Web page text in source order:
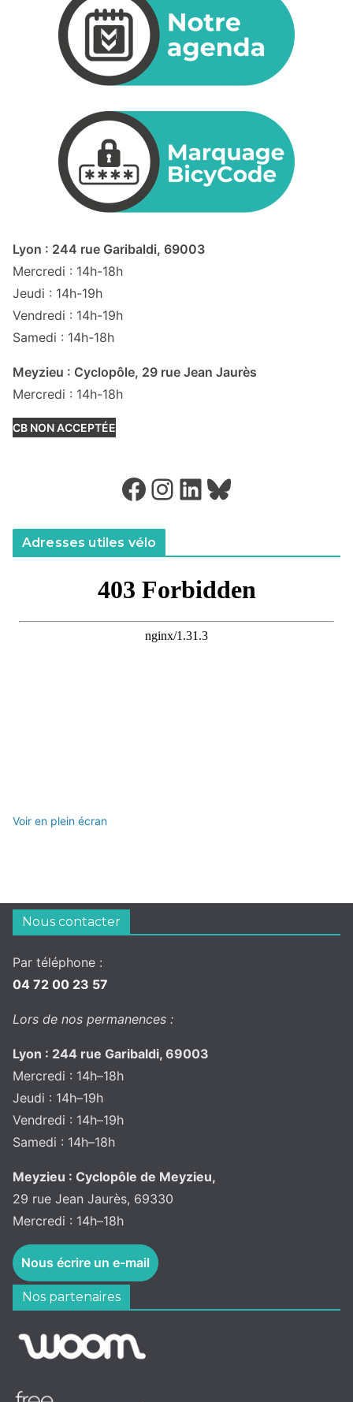
Lyon : 244 rue Garibaldi, 69003
Mercredi : 14h-18h
Jeudi : 14h-19h
Vendredi : 14h-19h
Samedi : 14h-18h
Meyzieu : Cyclopôle, 29 rue Jean Jaurès
Mercredi : 14h-18h
CB NON ACCEPTÉE
Facebook Instagram LinkedIn Bluesky
Adresses utiles vélo
Voir en plein écran
Nous contacter
Par téléphone :
04 72 00 23 57
Lors de nos permanences :
Lyon : 244 rue Garibaldi, 69003
Mercredi : 14h–18h
Jeudi : 14h–19h
Vendredi : 14h–19h
Samedi : 14h–18h
Meyzieu : Cyclopôle de Meyzieu,
29 rue Jean Jaurès, 69330
Mercredi : 14h–18h
Nous écrire un e-mail
Nos partenaires